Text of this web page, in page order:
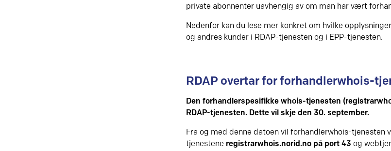
private abonnenter uavhengig av om man har vært
Nedenfor kan du lese mer konkret om hvilke
og andres kunder i RDAP-tjenesten og i EPP-tjenesten.
RDAP overtar for forhandlerwhois-
Den forhandlerspesifikke whois-tjenesten
RDAP-tjenesten. Dette vil skje den 30. september.
Fra og med denne datoen vil forhandlerwhois-
tjenestene registrarwhois.norid.no på port 43 og